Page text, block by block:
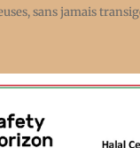
sans jamais